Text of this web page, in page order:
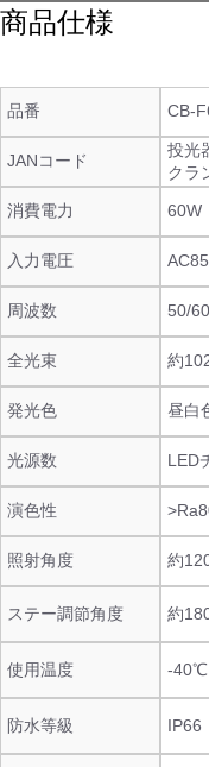
商品仕様
品番 CB-
JANコード
投光
クラ
消費電力
60W
入力電圧
周波数 50/
全光束 約
発光色 昼白
光源数 LED
演色性
照射角度 約
ステー調節角度 約
使用温度 -
防水等級 IP66